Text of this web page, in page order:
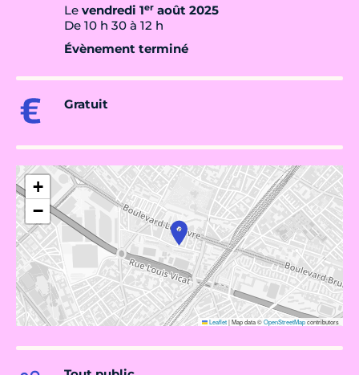
Le vendredi 1er août 2025
De 10 h 30 à 12 h
Évènement terminé
Gratuit
+
−
Leaflet|Map data ©OpenStreetMapcontributors